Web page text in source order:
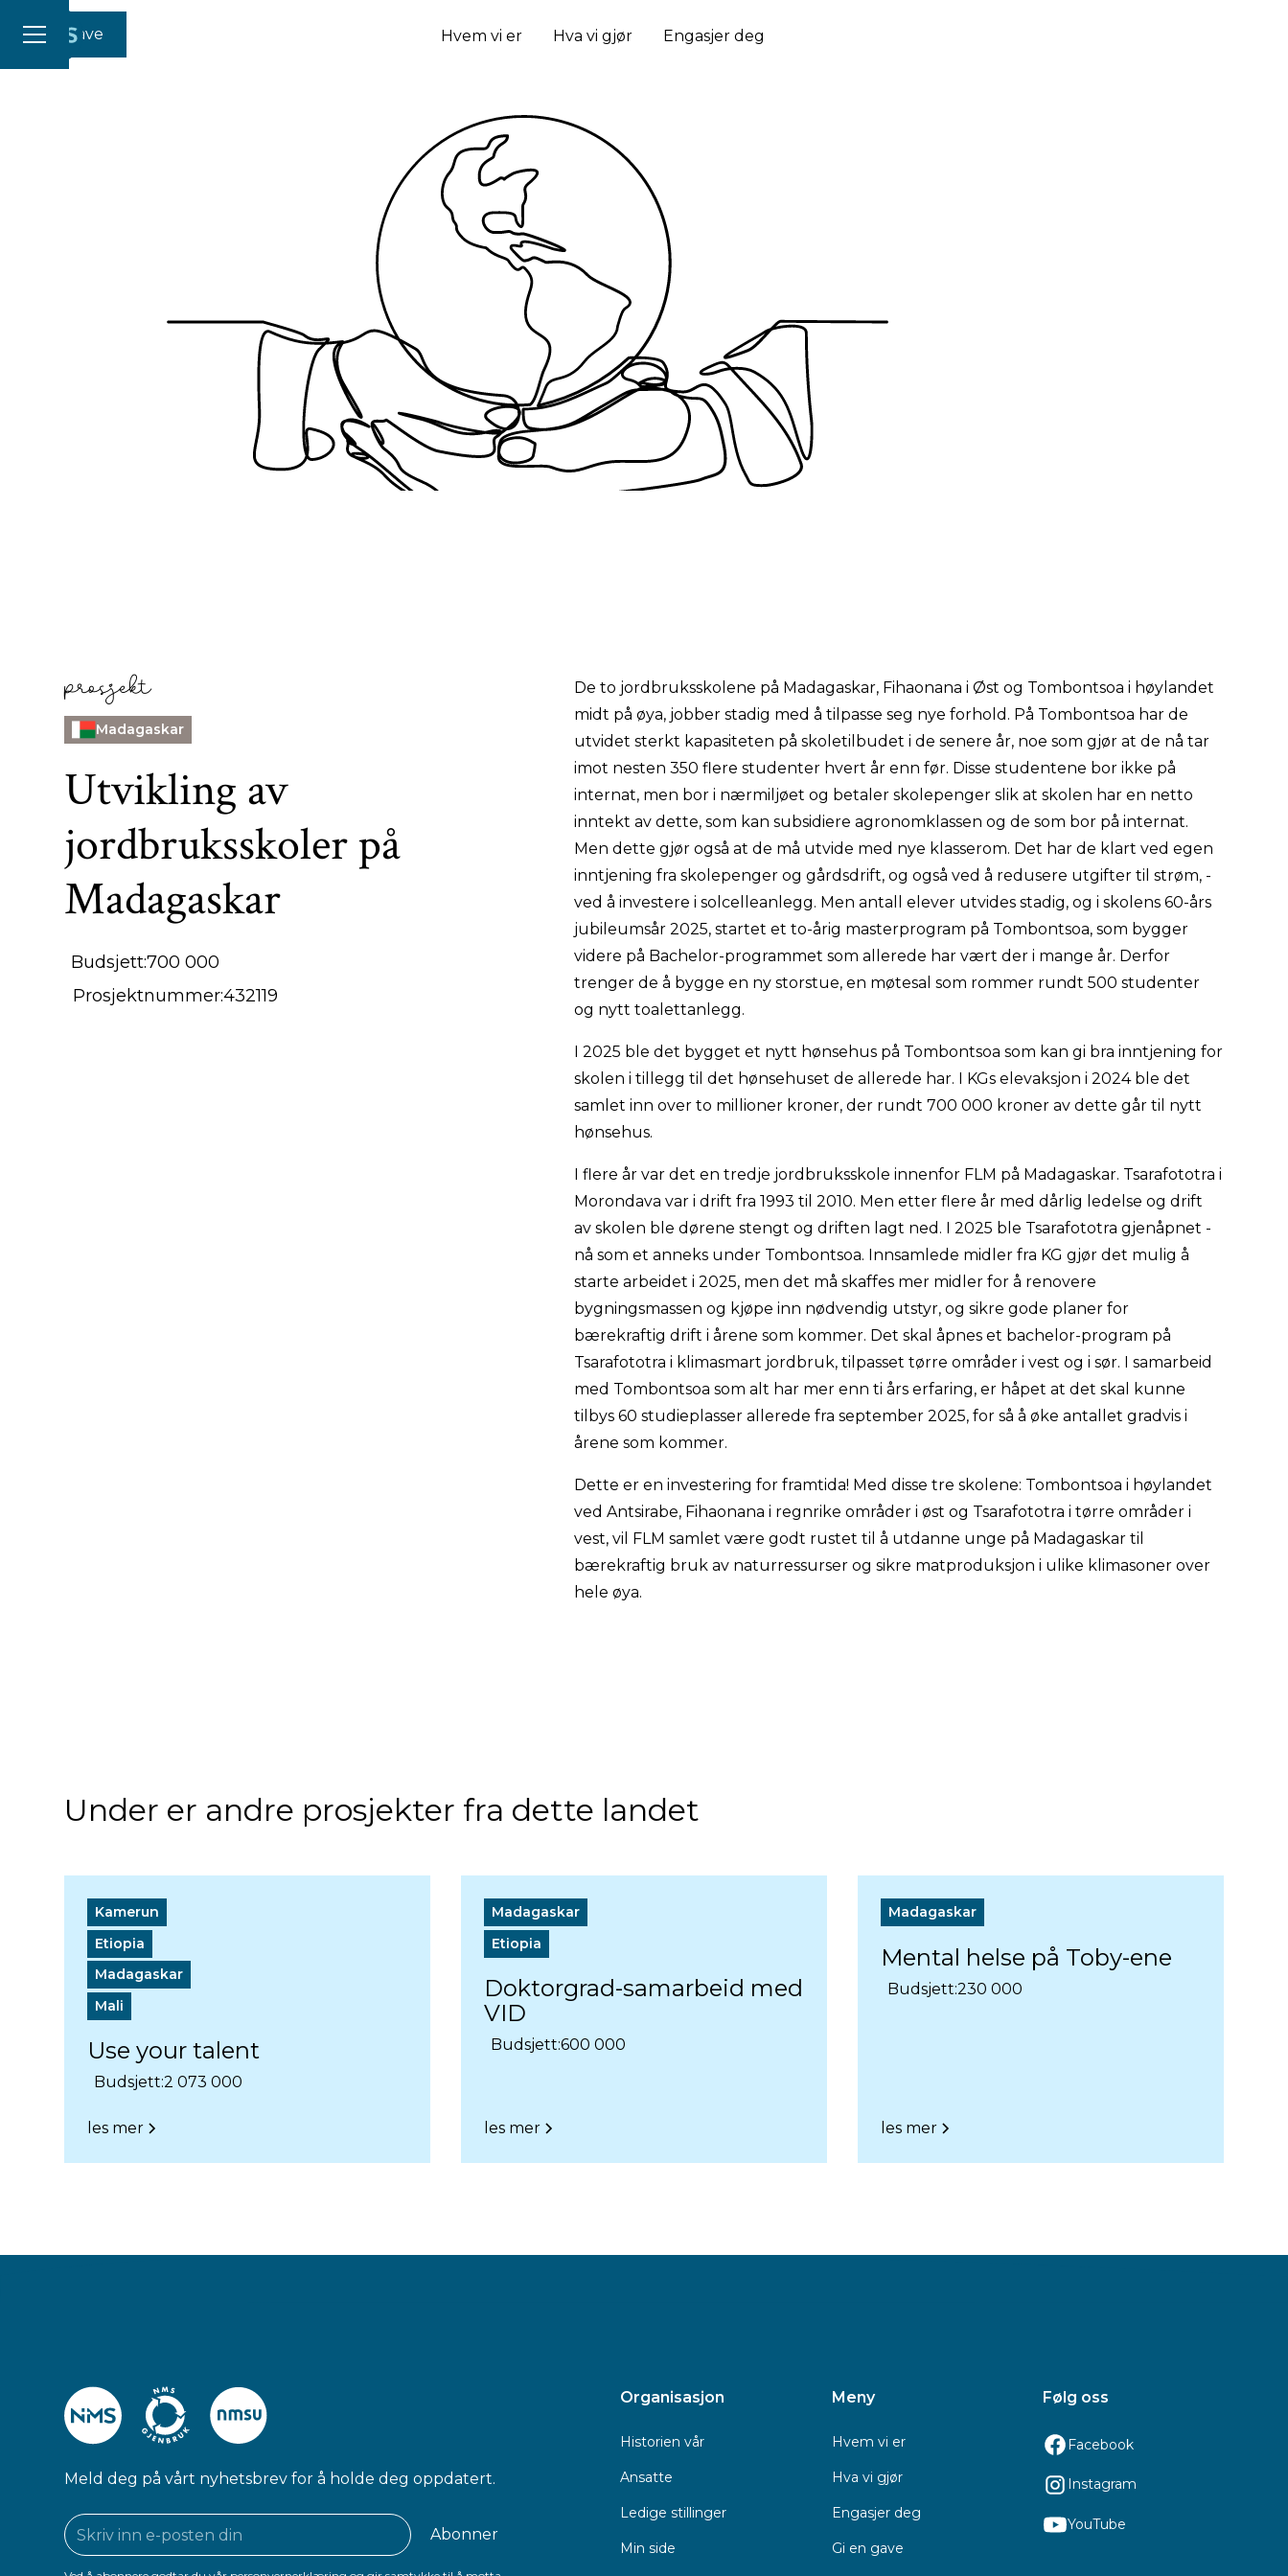
Hvem vi er Hva vi gjør Engasjer deg
Gi en gave
prosjekt
Madagaskar
Utvikling av
jordbruksskoler på
Madagaskar
Budsjett:700 000
Prosjektnummer:432119
De to jordbruksskolene på Madagaskar, Fihaonana i Øst og Tombontsoa i høylandet
midt på øya, jobber stadig med å tilpasse seg nye forhold. På Tombontsoa har de
utvidet sterkt kapasiteten på skoletilbudet i de senere år, noe som gjør at de nå tar
imot nesten 350 flere studenter hvert år enn før. Disse studentene bor ikke på
internat, men bor i nærmiljøet og betaler skolepenger slik at skolen har en netto
inntekt av dette, som kan subsidiere agronomklassen og de som bor på internat.
Men dette gjør også at de må utvide med nye klasserom. Det har de klart ved egen
inntjening fra skolepenger og gårdsdrift, og også ved å redusere utgifter til strøm, -
ved å investere i solcelleanlegg. Men antall elever utvides stadig, og i skolens 60-års
jubileumsår 2025, startet et to-årig masterprogram på Tombontsoa, som bygger
videre på Bachelor-programmet som allerede har vært der i mange år. Derfor
trenger de å bygge en ny storstue, en møtesal som rommer rundt 500 studenter
og nytt toalettanlegg.
I 2025 ble det bygget et nytt hønsehus på Tombontsoa som kan gi bra inntjening for
skolen i tillegg til det hønsehuset de allerede har. I KGs elevaksjon i 2024 ble det
samlet inn over to millioner kroner, der rundt 700 000 kroner av dette går til nytt
hønsehus.
I flere år var det en tredje jordbruksskole innenfor FLM på Madagaskar. Tsarafototra i
Morondava var i drift fra 1993 til 2010. Men etter flere år med dårlig ledelse og drift
av skolen ble dørene stengt og driften lagt ned. I 2025 ble Tsarafototra gjenåpnet -
nå som et anneks under Tombontsoa. Innsamlede midler fra KG gjør det mulig å
starte arbeidet i 2025, men det må skaffes mer midler for å renovere
bygningsmassen og kjøpe inn nødvendig utstyr, og sikre gode planer for
bærekraftig drift i årene som kommer. Det skal åpnes et bachelor-program på
Tsarafototra i klimasmart jordbruk, tilpasset tørre områder i vest og i sør. I samarbeid
med Tombontsoa som alt har mer enn ti års erfaring, er håpet at det skal kunne
tilbys 60 studieplasser allerede fra september 2025, for så å øke antallet gradvis i
årene som kommer.
Dette er en investering for framtida! Med disse tre skolene: Tombontsoa i høylandet
ved Antsirabe, Fihaonana i regnrike områder i øst og Tsarafototra i tørre områder i
vest, vil FLM samlet være godt rustet til å utdanne unge på Madagaskar til
bærekraftig bruk av naturressurser og sikre matproduksjon i ulike klimasoner over
hele øya.
Under er andre prosjekter fra dette landet
Kamerun
Etiopia
Madagaskar
Mali
Use your talent
Budsjett:2 073 000
les mer
Madagaskar
Etiopia
Doktorgrad-samarbeid med
VID
Budsjett:600 000
les mer
Madagaskar
Mental helse på Toby-ene
Budsjett:230 000
les mer
Meld deg på vårt nyhetsbrev for å holde deg oppdatert.
Organisasjon
Historien vår
Ansatte
Ledige stillinger
Min side
Meny
Hvem vi er
Hva vi gjør
Engasjer deg
Gi en gave
Følg oss
Facebook
Instagram
YouTube